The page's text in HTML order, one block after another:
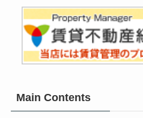
Main Contents